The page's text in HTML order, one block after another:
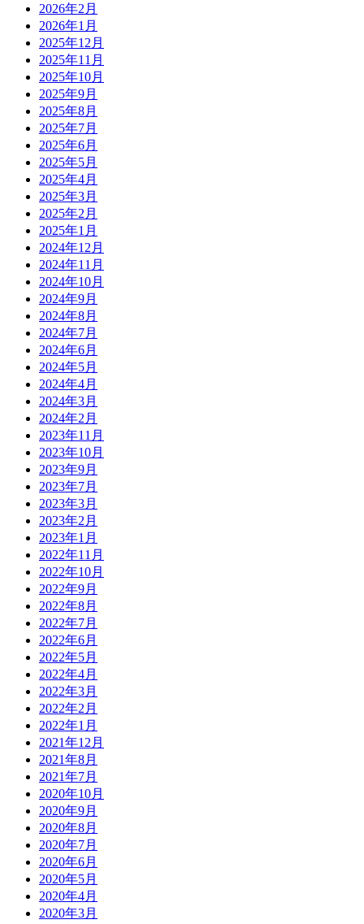
2026年2月
2026年1月
2025年12月
2025年11月
2025年10月
2025年9月
2025年8月
2025年7月
2025年6月
2025年5月
2025年4月
2025年3月
2025年2月
2025年1月
2024年12月
2024年11月
2024年10月
2024年9月
2024年8月
2024年7月
2024年6月
2024年5月
2024年4月
2024年3月
2024年2月
2023年11月
2023年10月
2023年9月
2023年7月
2023年3月
2023年2月
2023年1月
2022年11月
2022年10月
2022年9月
2022年8月
2022年7月
2022年6月
2022年5月
2022年4月
2022年3月
2022年2月
2022年1月
2021年12月
2021年8月
2021年7月
2020年10月
2020年9月
2020年8月
2020年7月
2020年6月
2020年5月
2020年4月
2020年3月